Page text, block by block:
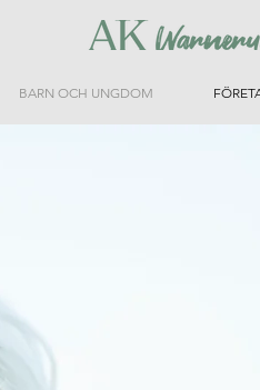
BARN OCH UNGDOM